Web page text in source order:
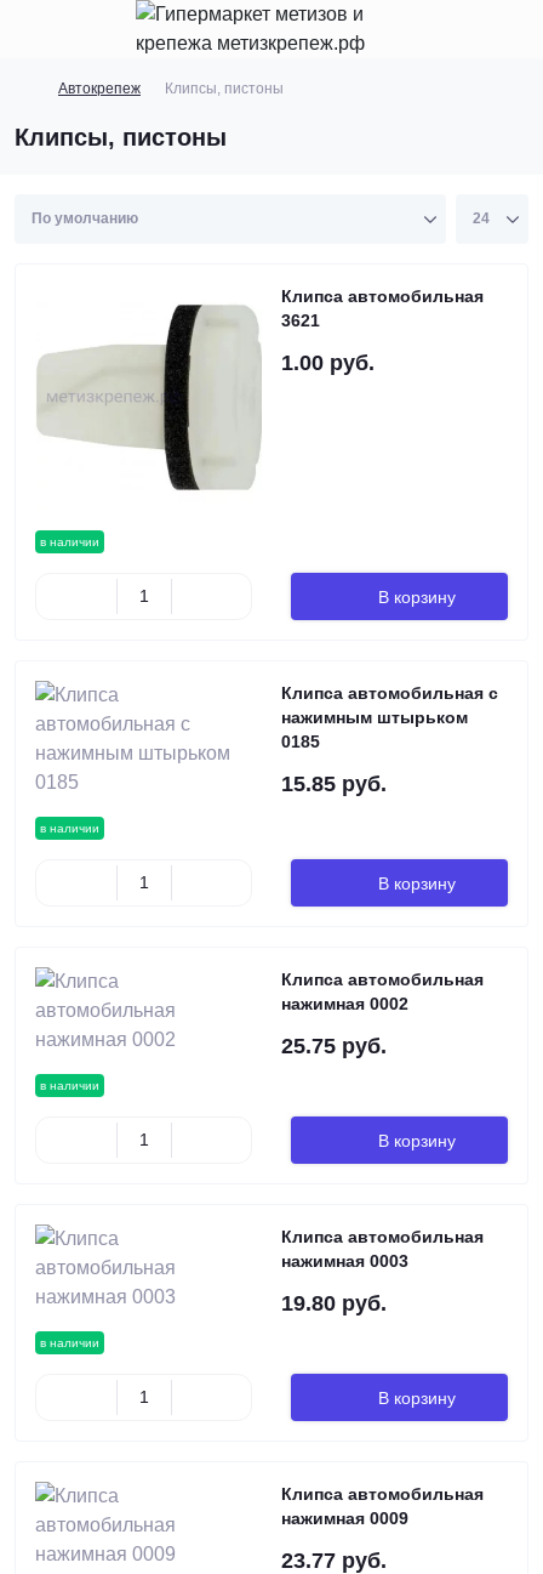
Автокрепеж Клипсы, пистоны
Клипсы, пистоны
в наличии
Клипса автомобильная
3621
1.00 руб.
В корзину
в наличии
Клипса автомобильная c
нажимным штырьком
0185
15.85 руб.
В корзину
в наличии
Клипса автомобильная
нажимная 0002
25.75 руб.
В корзину
в наличии
Клипса автомобильная
нажимная 0003
19.80 руб.
В корзину
Клипса автомобильная
нажимная 0009
23.77 руб.